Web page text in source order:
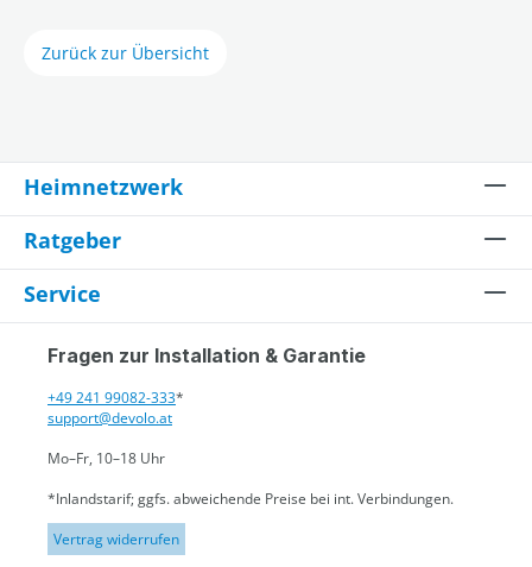
Zurück zur Übersicht
Heimnetzwerk
Ratgeber
Service
Fragen zur Installation & Garantie
+49 241 99082-333*
support@devolo.at
Mo–Fr, 10–18 Uhr
*Inlandstarif; ggfs. abweichende Preise bei int. Verbindungen.
Vertrag widerrufen